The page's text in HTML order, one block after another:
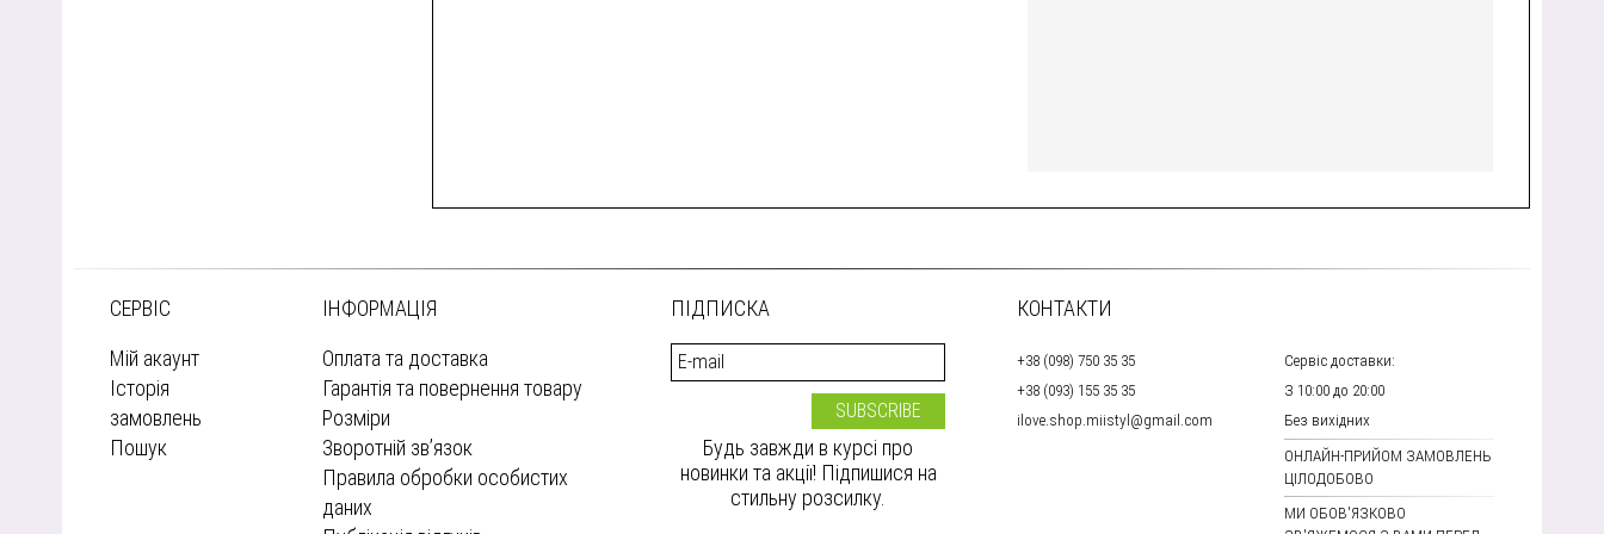
СЕРВІС
Мій акаунт
Історія
замовлень
Пошук
ІНФОРМАЦІЯ
Оплата та доставка
Гарантія та повернення товару
Розміри
Зворотній зв’язок
Правила обробки особистих
даних
ПІДПИСКА
Будь завжди в курсі про
новинки та акції! Підпишися на
стильну розсилку.
КОНТАКТИ
+38 (098) 750 35 35
Сервіс доставки:
+38 (093) 155 35 35
З 10:00 до 20:00
ilove.shop.miistyl@gmail.com
Без вихідних
ОНЛАЙН-ПРИЙОМ ЗАМОВЛЕНЬ
ЦІЛОДОБОВО
МИ ОБОВ'ЯЗКОВО